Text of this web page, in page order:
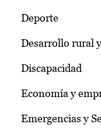
Deporte
Desarrollo rural
Discapacidad
Economía y
Emergencias y